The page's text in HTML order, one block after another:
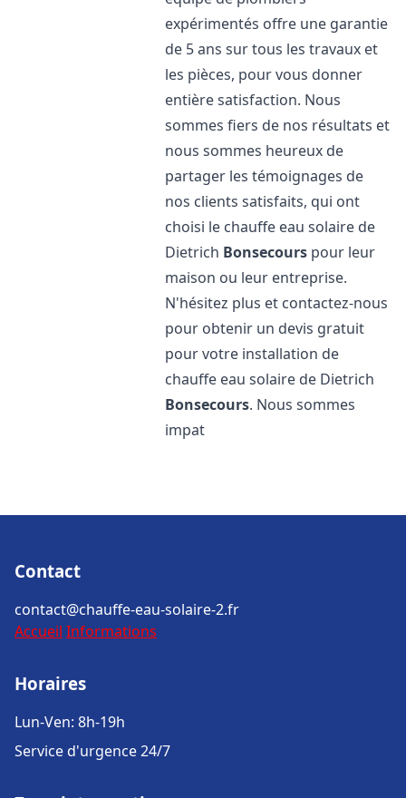
expérimentés offre une garantie
de 5 ans sur tous les travaux et
les pièces, pour vous donner
entière satisfaction. Nous
sommes fiers de nos résultats et
nous sommes heureux de
partager les témoignages de
nos clients satisfaits, qui ont
choisi le chauffe eau solaire de
Dietrich Bonsecours pour leur
maison ou leur entreprise.
N'hésitez plus et contactez-nous
pour obtenir un devis gratuit
pour votre installation de
chauffe eau solaire de Dietrich
Bonsecours. Nous sommes
impat
Contact
contact@chauffe-eau-solaire-2.fr
Accueil Informations
Horaires
Lun-Ven: 8h-19h
Service d'urgence 24/7